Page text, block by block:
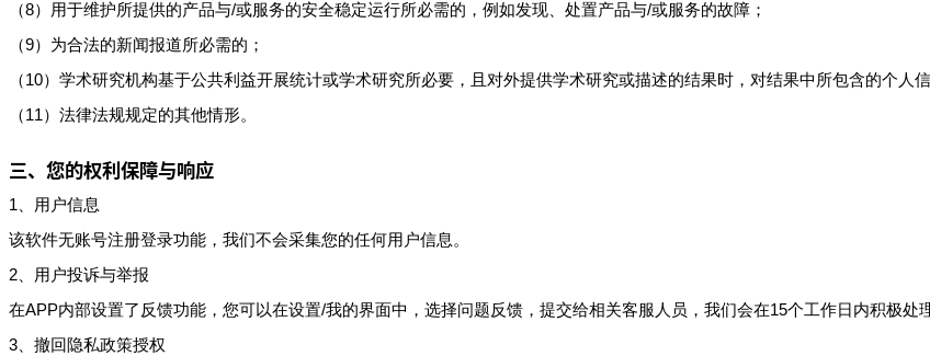
（8）用于维护所提供的产品与/或服务的安全稳定运行所必需的，例如发现、处置产品与/或服务的故障；
（9）为合法的新闻报道所必需的；
（10）学术研究机构基于公共利益开展统计或学术研究所必要，且对外提供学术研究或描述的结果时，对结果中所包含的个人
（11）法律法规规定的其他情形。
三、您的权利保障与响应
1、用户信息
该软件无账号注册登录功能，我们不会采集您的任何用户信息。
2、用户投诉与举报
在APP内部设置了反馈功能，您可以在设置/我的界面中，选择问题反馈，提交给相关客服人员，我们会在15个工作日内积极处理
3、撤回隐私政策授权